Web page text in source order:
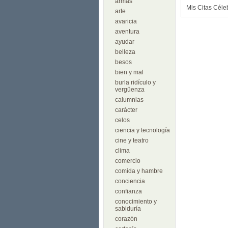
arte
avaricia
aventura
ayudar
belleza
besos
bien y mal
burla ridículo y
vergüenza
calumnias
carácter
celos
ciencia y tecnología
cine y teatro
clima
comercio
comida y hambre
conciencia
confianza
conocimiento y
sabiduría
corazón
Mis Citas